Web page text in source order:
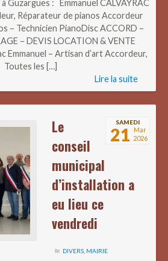
Guzargues : Emmanuel CALVAYRAC
Réparateur de pianos Accordeur
– Technicien PianoDisc ACCORD –
– DEVIS LOCATION & VENTE
Emmanuel – Artisan d’art Accordeur,
Toutes les […]
Lire la suite
SAMEDI
21 Mar
2026
Le
conseil
municipal
d’installation a
eu lieu ce
vendredi
DIVERS MAIRIE